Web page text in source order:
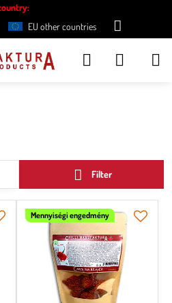
EU other countries
Filter
Mennyiségi engedmény